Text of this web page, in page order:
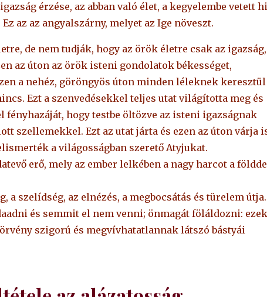
érzése, az abban való élet, a kegyelembe vetett
az az angyalszárny, melyet az Ige növeszt.
de nem tudják, hogy az örök életre csak az igazság,
az úton az örök isteni gondolatok békességet,
a nehéz, göröngyös úton minden léleknek keresztül
Ezt a szenvedésekkel teljes utat világította meg és
hogy testbe öltözve az isteni igazságnak
szellemekkel. Ezt az utat járta és ezen az úton várja
a világosságban szerető Atyjukat.
erő, mely az ember lelkében a nagy harcot a
a szelídség, az elnézés, a megbocsátás és türelem útja.
és semmit el nem venni; önmagát föláldozni: ezek
szigorú és megvívhatatlannak látszó bástyái